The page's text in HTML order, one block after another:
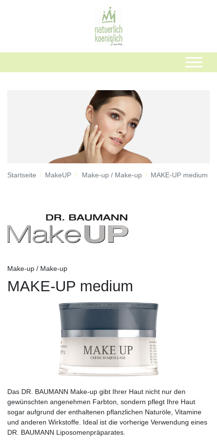
Startseite MakeUP Make-up / Make-up MAKE-UP medium
Make-up / Make-up
MAKE-UP medium
Das DR. BAUMANN Make-up gibt Ihrer Haut nicht nur den
gewünschten angenehmen Farbton, sondern pflegt Ihre Haut
sogar aufgrund der enthaltenen pflanzlichen Naturöle, Vitamine
und anderen Wirkstoffe. Ideal ist die vorherige Verwendung eines
DR. BAUMANN Liposomenpräparates.